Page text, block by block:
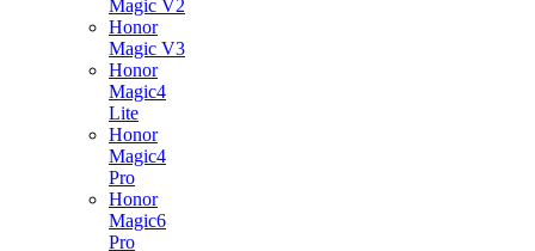
Magic V2
Honor
Magic V3
Honor
Magic4
Lite
Honor
Magic4
Pro
Honor
Magic6
Pro